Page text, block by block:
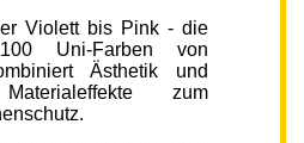
Violett bis Pink - die
Uni-Farben von
Ästhetik und
zum